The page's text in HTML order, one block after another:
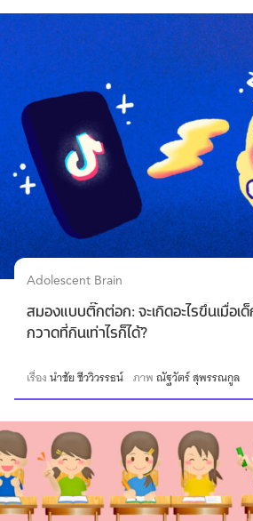
Adolescent Brain
สมองแบบติ๊กต่อก: จะเกิดอะไรขึ้นเมื่อเด็
กวาดที่กินเท่าไรก็ได้?
เรื่องนำชัย ชีววิวรรธน์ ภาพณัฐวัตร์ สุพรรณกูล